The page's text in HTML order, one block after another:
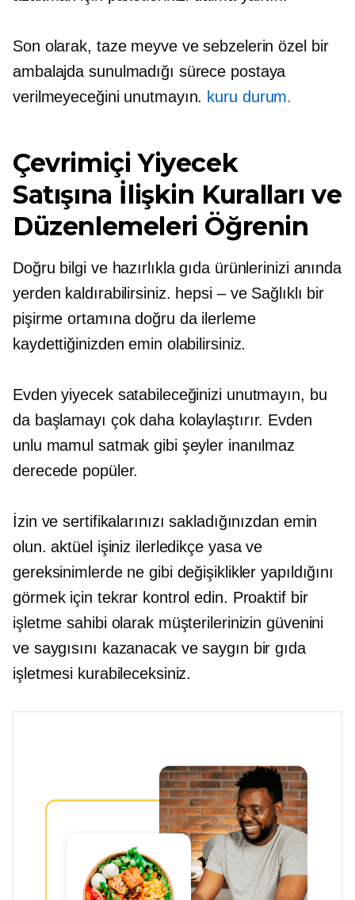
Son olarak, taze meyve ve sebzelerin özel bir
ambalajda sunulmadığı sürece postaya
verilmeyeceğini unutmayın. kuru durum.
Çevrimiçi Yiyecek
Satışına İlişkin Kuralları ve
Düzenlemeleri Öğrenin
Doğru bilgi ve hazırlıkla gıda ürünlerinizi anında
yerden kaldırabilirsiniz. hepsi – veSağlıklı bir
pişirme ortamına doğru da ilerleme
kaydettiğinizden emin olabilirsiniz.
Evden yiyecek satabileceğinizi unutmayın, bu
da başlamayı çok daha kolaylaştırır. Evden
unlu mamul satmak gibi şeyler inanılmaz
derecede popüler.
İzin ve sertifikalarınızı sakladığınızdan emin
olun.aktüel işiniz ilerledikçe yasa ve
gereksinimlerde ne gibi değişiklikler yapıldığını
görmek için tekrar kontrol edin. Proaktif bir
işletme sahibi olarak müşterilerinizin güvenini
ve saygısını kazanacak ve saygın bir gıda
işletmesi kurabileceksiniz.